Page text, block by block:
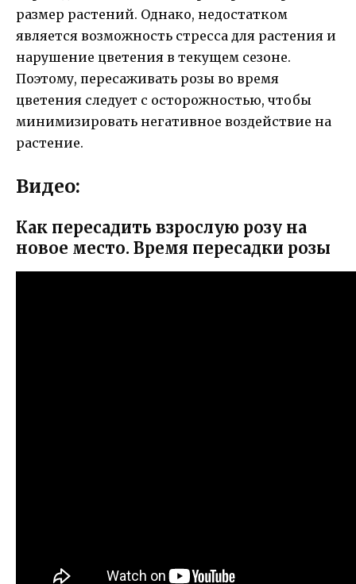
размер растений. Однако, недостатком
является возможность стресса для растения и
нарушение цветения в текущем сезоне.
Поэтому, пересаживать розы во время
цветения следует с осторожностью, чтобы
минимизировать негативное воздействие на
растение.
Видео:
Как пересадить взрослую розу на
новое место. Время пересадки розы